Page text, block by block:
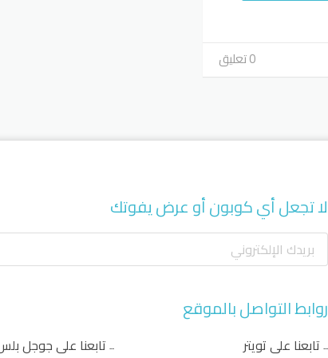
0 تعليق
لا تجعل أي كوبون أو عرض يفوتك
روابط التواصل بالموقع
تابعنا على تويتر تابعنا على جوجل